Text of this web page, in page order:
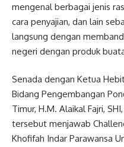
mengenal berbagai jenis
cara penyajian, dan lain
langsung dengan
negeri dengan produk
Senada dengan Ketua
Bidang Pengembangan
Timur, H.M. Alaikal Fajri,
tersebut menjawab
Khofifah Indar Parawansa